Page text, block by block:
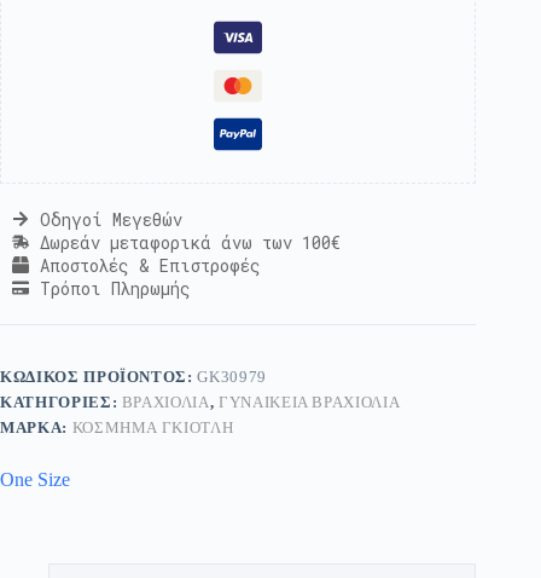
Οδηγοί Μεγεθών
Δωρεάν μεταφορικά άνω των 100€
Αποστολές & Επιστροφές
Τρόποι Πληρωμής
ΚΩΔΙΚΌΣ ΠΡΟΪΌΝΤΟΣ:GK30979
ΚΑΤΗΓΟΡΊΕΣ: ΒΡΑΧΙΌΛΙΑ, ΓΥΝΑΙΚΕΊΑ ΒΡΑΧΙΌΛΙΑ
ΜΆΡΚΑ: ΚΟΣΜΗΜΑ ΓΚΙΟΤΛΗ
One Size